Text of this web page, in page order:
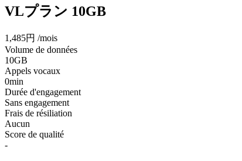
VLプラン 10GB
1,485円 /mois
Volume de données
10GB
Appels vocaux
0min
Durée d'engagement
Sans engagement
Frais de résiliation
Aucun
Score de qualité
-